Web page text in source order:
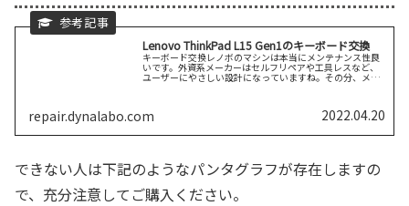
Lenovo ThinkPad L15 Gen1のキーボード交換
キーボード交換レノボのマシンは本当にメンテナンス性良
いです。外資系メーカーはセルフリペアや工具レスなど、
ユーザーにやさしい設計になっていますね。その分、メー
repair.dynalabo.com 2022.04.20
できない人は下記のようなパンタグラフが存在しますの
で、充分注意してご購入ください。